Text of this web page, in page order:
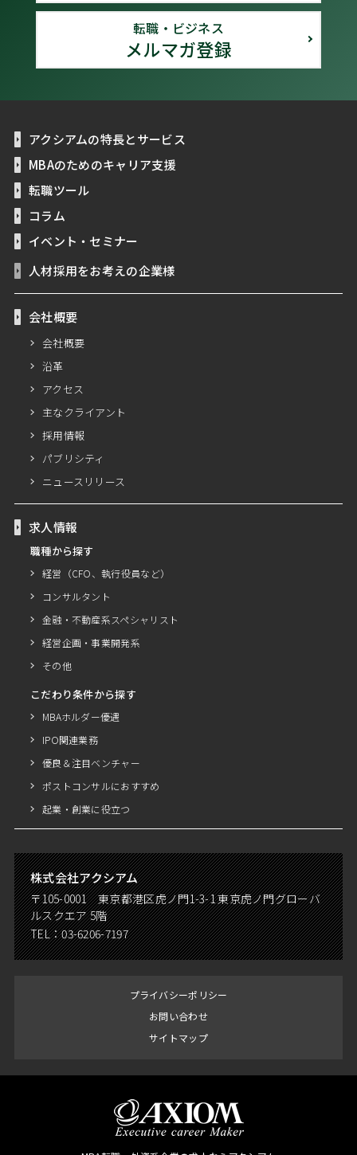
転職・ビジネス
メルマガ登録
アクシアムの特長とサービス
MBAのためのキャリア支援
転職ツール
コラム
イベント・セミナー
人材採用をお考えの企業様
会社概要
会社概要
沿革
アクセス
主なクライアント
採用情報
パブリシティ
ニュースリリース
求人情報
職種から探す
経営（CFO、執行役員など）
コンサルタント
金融・不動産系スペシャリスト
経営企画・事業開発系
その他
こだわり条件から探す
MBAホルダー優遇
IPO関連業務
優良＆注目ベンチャー
ポストコンサルにおすすめ
起業・創業に役立つ
株式会社アクシアム
〒105-0001 東京都港区虎ノ門1-3-1 東京虎ノ門グローバ
ルスクエア 5階
TEL：03-6206-7197
プライバシーポリシー
お問い合わせ
サイトマップ